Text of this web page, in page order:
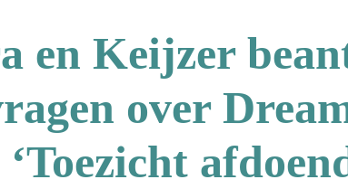
en Keijzer
over